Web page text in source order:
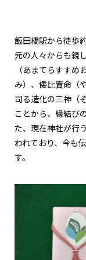
飯田橋駅から徒歩
元の人々からも親
（あまてらすすめ
み）、倭比賣命（
司る造化の三神（
ことから、縁結び
た、現在神社が行
われており、今も
す。